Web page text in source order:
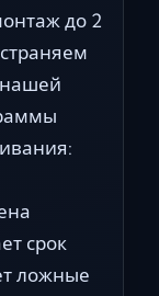
до 2
срок
ложные